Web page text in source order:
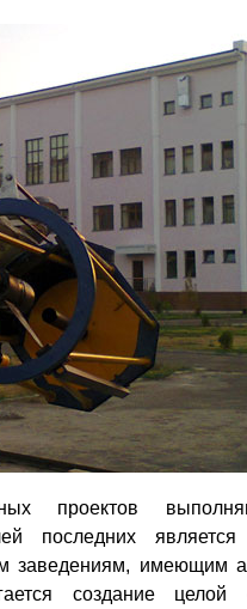
проектов
последних является
заведениям, имеющим
создание